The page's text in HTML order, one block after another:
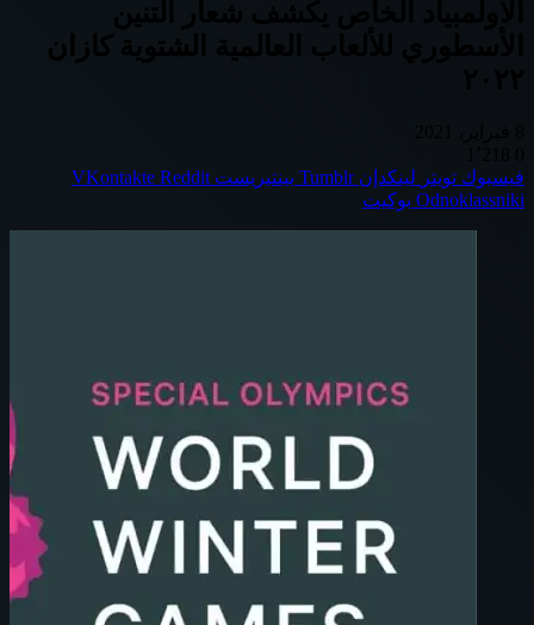
الأسطوري للألعاب العالمية الشتوية كازان
فيسبوك تويتر لينكدإن بينتيريست
Odnoklassniki بوكيت